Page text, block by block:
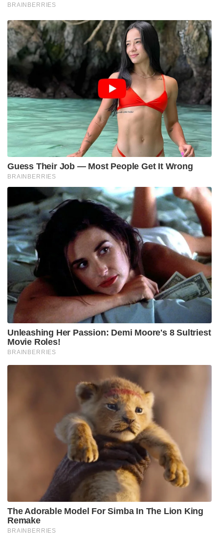
BRAINBERRIES
Guess Their Job — Most People Get It Wrong
BRAINBERRIES
Unleashing Her Passion: Demi Moore's 8 Sultriest
Movie Roles!
BRAINBERRIES
The Adorable Model For Simba In The Lion King
Remake
BRAINBERRIES